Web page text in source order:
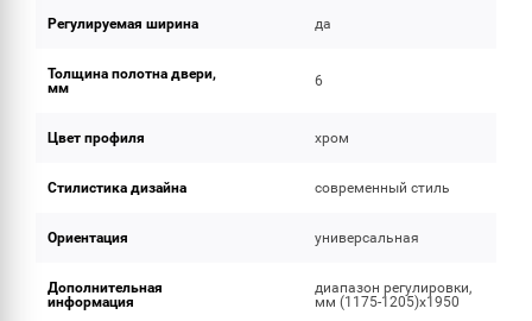
Регулируемая ширина да
Толщина полотна двери,
мм
6
Цвет профиля хром
Стилистика дизайна современный стиль
Ориентация универсальная
Дополнительная
информация
диапазон регулировки,
мм (1175-1205)x1950